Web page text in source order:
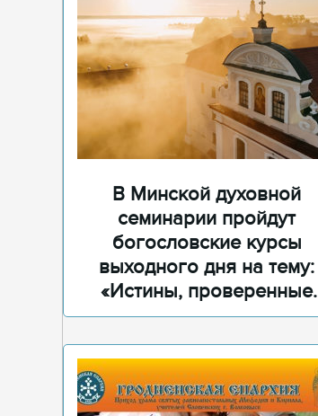
В Минской духовной
семинарии пройдут
богословские курсы
выходного дня на тему:
«Истины, проверенные
временем»